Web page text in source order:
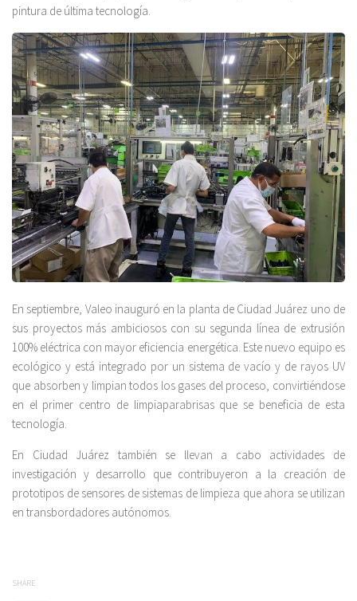
pintura de última tecnología.
En septiembre, Valeo inauguró en la planta de Ciudad Juárez uno de
sus proyectos más ambiciosos con su segunda línea de extrusión
100% eléctrica con mayor eficiencia energética. Este nuevo equipo es
ecológico y está integrado por un sistema de vacío y de rayos UV
que absorben y limpian todos los gases del proceso, convirtiéndose
en el primer centro de limpiaparabrisas que se beneficia de esta
tecnología.
En Ciudad Juárez también se llevan a cabo actividades de
investigación y desarrollo que contribuyeron a la creación de
prototipos de sensores de sistemas de limpieza que ahora se utilizan
en transbordadores autónomos.
SHARE